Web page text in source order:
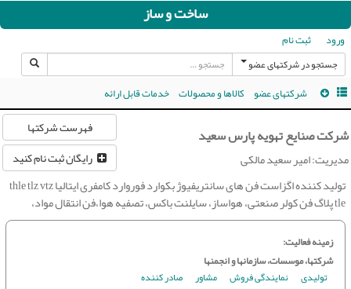
ساخت و ساز
ورود ثبت نام
جستجو در شرکتهای عضو
شرکتهای عضو کالاها و محصولات خدمات قابل ارائه
فهرست شرکتها
رایگان ثبت نام کنید
شرکت صنایع تهویه پارس سعید
مدیریت: امیر سعید مالکی
تولید کننده اگزاست فن های سانتریفیوژ بکوارد فوروارد کامفری ایتالیا thle tlz vtz
tle پلاگ فن کولر صنعتی، هواساز، سایلنت باکس، تصفیه هوا،فن انتقال مواد،
زمینه فعالیت:
شرکتها، موسسات، سازمانها و انجمنها
تولیدی
نمایندگی فروش مشاور
صادر کننده